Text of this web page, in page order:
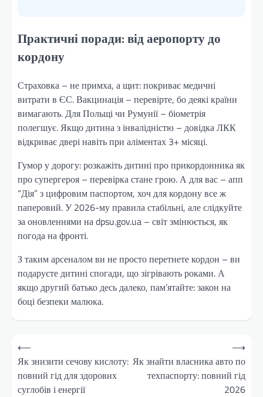
Практичні поради: від аеропорту до
кордону
Страховка – не примха, а щит: покриває медичні
витрати в ЄС. Вакцинація – перевірте, бо деякі країни
вимагають. Для Польщі чи Румунії – біометрія
полегшує. Якщо дитина з інвалідністю – довідка ЛКК
відкриває двері навіть при аліментах 3+ місяці.
Гумор у дорогу: розкажіть дитині про прикордонника як
про супергероя – перевірка стане грою. А для вас – апп
“Дія” з цифровим паспортом, хоч для кордону все ж
паперовий. У 2026-му правила стабільні, але слідкуйте
за оновленнями на dpsu.gov.ua – світ змінюється, як
погода на фронті.
З таким арсеналом ви не просто перетнете кордон – ви
подаруєте дитині спогади, що зігрівають роками. А
якщо другий батько десь далеко, пам’ятайте: закон на
боці безпеки малюка.
Навігація
записів
⟵
Як знизити сечову кислоту:
повний гід для здорових
суглобів і енергії
Як знайти власника авто по
техпаспорту: повний гід
2026
⟶